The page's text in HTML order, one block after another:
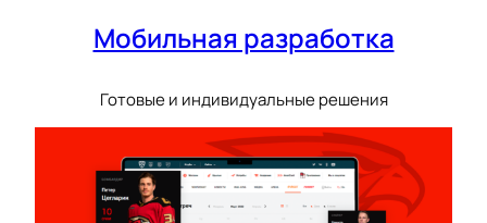
Мобильная разработка
Готовые и индивидуальные решения